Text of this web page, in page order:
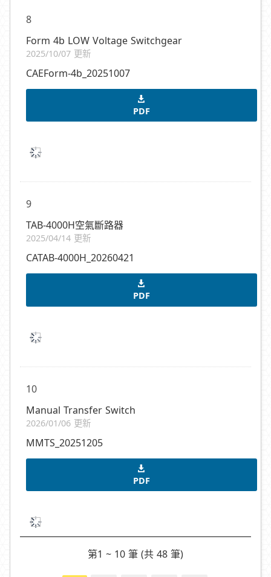
8
Form 4b LOW Voltage Switchgear
2025/10/07 更新
CAEForm-4b_20251007
PDF
9
TAB-4000H空氣斷路器
2025/04/14 更新
CATAB-4000H_20260421
PDF
10
Manual Transfer Switch
2026/01/06 更新
MMTS_20251205
PDF
第1 ~ 10 筆 (共 48 筆)